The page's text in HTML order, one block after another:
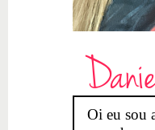
Oi eu sou